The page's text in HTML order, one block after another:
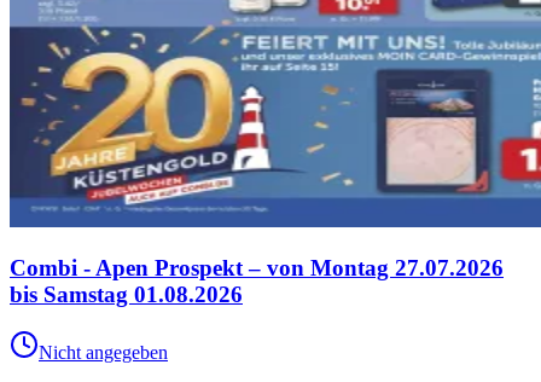
Combi - Apen Prospekt – von Montag 27.07.2026
bis Samstag 01.08.2026
Nicht angegeben